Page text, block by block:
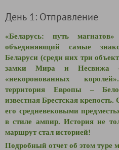
День 1: Отправление
«Беларусь: путь
объединяющий самые
Беларуси (среди них три
замки Мира и Несвижа –
«некоронованных
территория Европы –
известная Брестская
его средневековыми
в стиле ампир. История не
маршрут стал историей!
Подробный отчет об этом туре